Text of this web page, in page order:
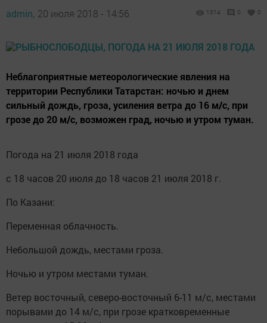
admin, 20 июля 2018 - 14:56 1314 0 0
Неблагоприятные метеорологические явления на
территории Республики Татарстан: ночью и днем
сильный дождь, гроза, усиления ветра до 16 м/с, при
грозе до 20 м/с, возможен град, ночью и утром туман.
Погода на 21 июля 2018 года
с 18 часов 20 июля до 18 часов 21 июля 2018 г.
По Казани:
Переменная облачность.
Небольшой дождь, местами гроза.
Ночью и утром местами туман.
Ветер восточный, северо-восточный 6-11 м/с, местами
порывами до 14 м/с, при грозе кратковременные